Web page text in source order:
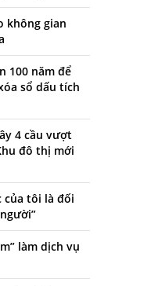
không gian
100 năm để
sổ dấu tích
4 cầu vượt
đô thị mới
của tôi là đối
làm dịch vụ